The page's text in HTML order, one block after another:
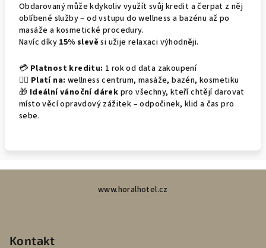
Obdarovaný může kdykoliv využít svůj kredit a čerpat z něj
oblíbené služby – od vstupu do wellness a bazénu až po
masáže a kosmetické procedury.
Navíc díky 15% slevě si užije relaxaci výhodněji.
💳 Platnost kreditu: 1 rok od data zakoupení
🧖‍♀️ Platí na: wellness centrum, masáže, bazén, kosmetiku
🎁 Ideální vánoční dárek pro všechny, kteří chtějí darovat
místo věcí opravdový zážitek – odpočinek, klid a čas pro
sebe.
www.horalhotel.cz
Kontakt